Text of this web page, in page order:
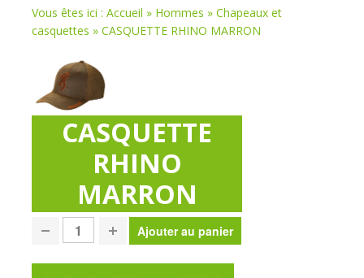
Vous êtes ici : Accueil » Hommes » Chapeaux et
casquettes » CASQUETTE RHINO MARRON
CASQUETTE
RHINO
MARRON